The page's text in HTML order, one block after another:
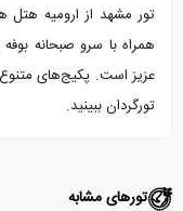
همراه با سرو صبحانه
عزیز است. پکیج‌های
تورگردان ببینید.
تورهای مشابه